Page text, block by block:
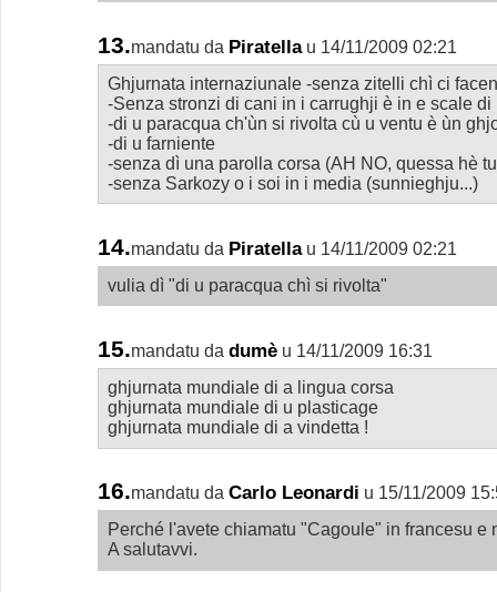
13.mandatu da Piratella u 14/11/2009 02:21
Ghjurnata internaziunale -senza zitelli chì ci
-Senza stronzi di cani in i carrughji è in e scale di
-di u paracqua ch'ùn si rivolta cù u ventu è ùn
-di u farniente
-senza dì una parolla corsa (AH NO, quessa hè
-senza Sarkozy o i soi in i media (sunnieghju...)
14.mandatu da Piratella u 14/11/2009 02:21
vulia dì "di u paracqua chì si rivolta"
15.mandatu da dumè u 14/11/2009 16:31
ghjurnata mundiale di a lingua corsa
ghjurnata mundiale di u plasticage
ghjurnata mundiale di a vindetta !
16.mandatu da Carlo Leonardi u 15/11/2009
Perché l'avete chiamatu "Cagoule" in francesu e
A salutavvi.